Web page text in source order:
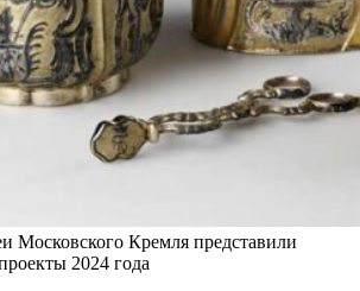
Московского Кремля представили
2024 года